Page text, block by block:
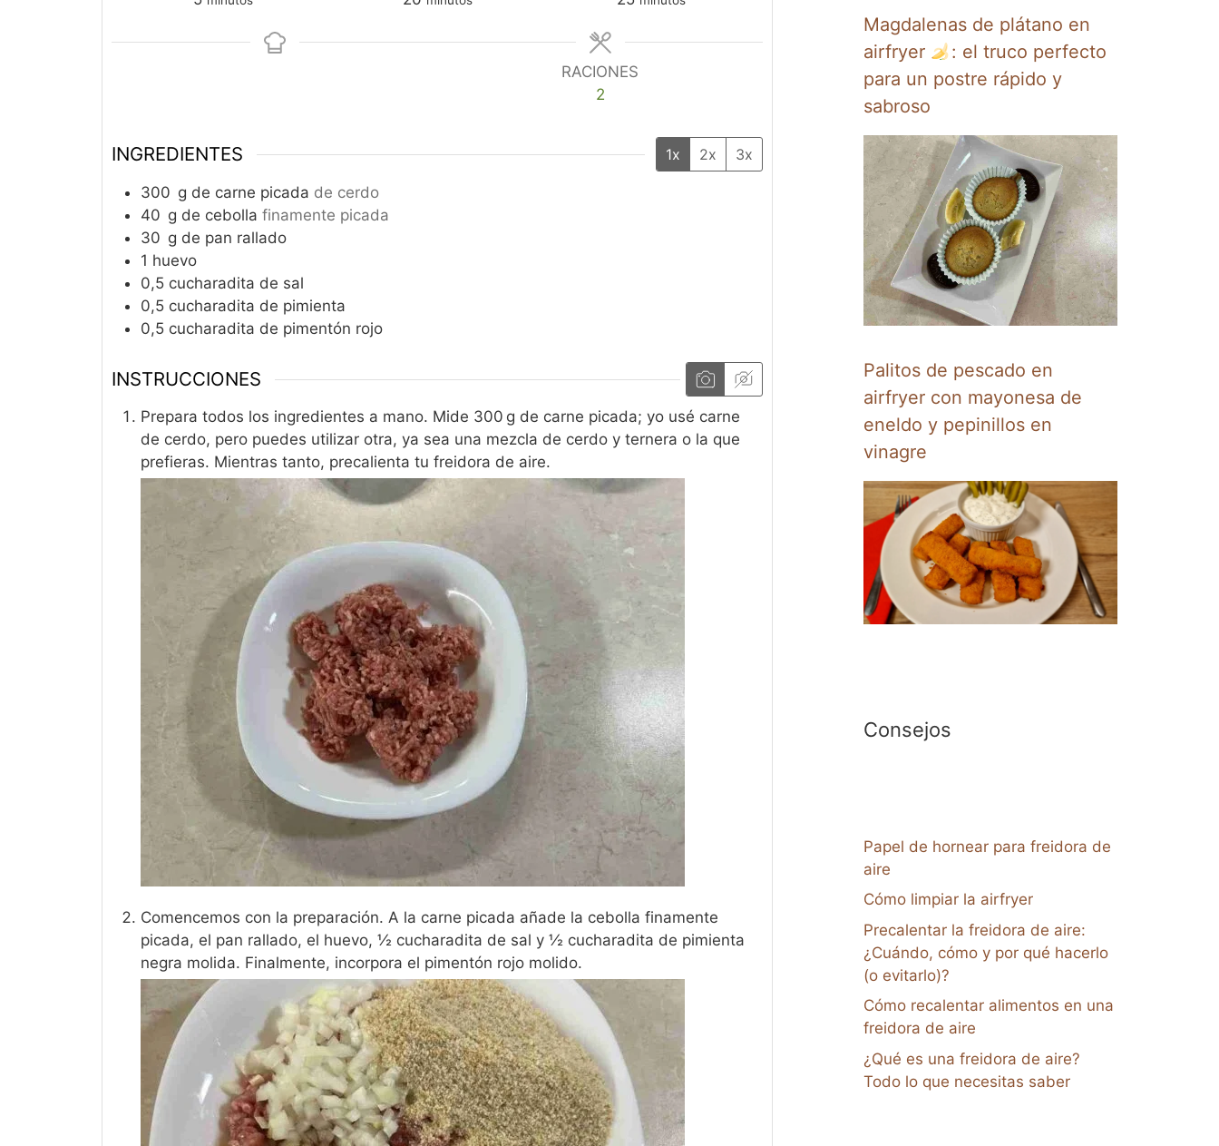
RACIONES
2
INGREDIENTES 1x 2x 3x
300 g de carne picada de cerdo
40 g de cebolla finamente picada
30 g de pan rallado
1 huevo
0,5 cucharadita de sal
0,5 cucharadita de pimienta
0,5 cucharadita de pimentón rojo
INSTRUCCIONES
Prepara todos los ingredientes a mano. Mide 300 g de carne picada; yo usé carne
de cerdo, pero puedes utilizar otra, ya sea una mezcla de cerdo y ternera o la que
prefieras. Mientras tanto, precalienta tu freidora de aire.
Comencemos con la preparación. A la carne picada añade la cebolla finamente
picada, el pan rallado, el huevo, ½ cucharadita de sal y ½ cucharadita de pimienta
negra molida. Finalmente, incorpora el pimentón rojo molido.
Magdalenas de plátano en
airfryer
: el truco perfecto
para un postre rápido y
sabroso
Palitos de pescado en
airfryer con mayonesa de
eneldo y pepinillos en
vinagre
Consejos
Papel de hornear para freidora de
aire
Cómo limpiar la airfryer
Precalentar la freidora de aire:
¿Cuándo, cómo y por qué hacerlo
(o evitarlo)?
Cómo recalentar alimentos en una
freidora de aire
¿Qué es una freidora de aire?
Todo lo que necesitas saber